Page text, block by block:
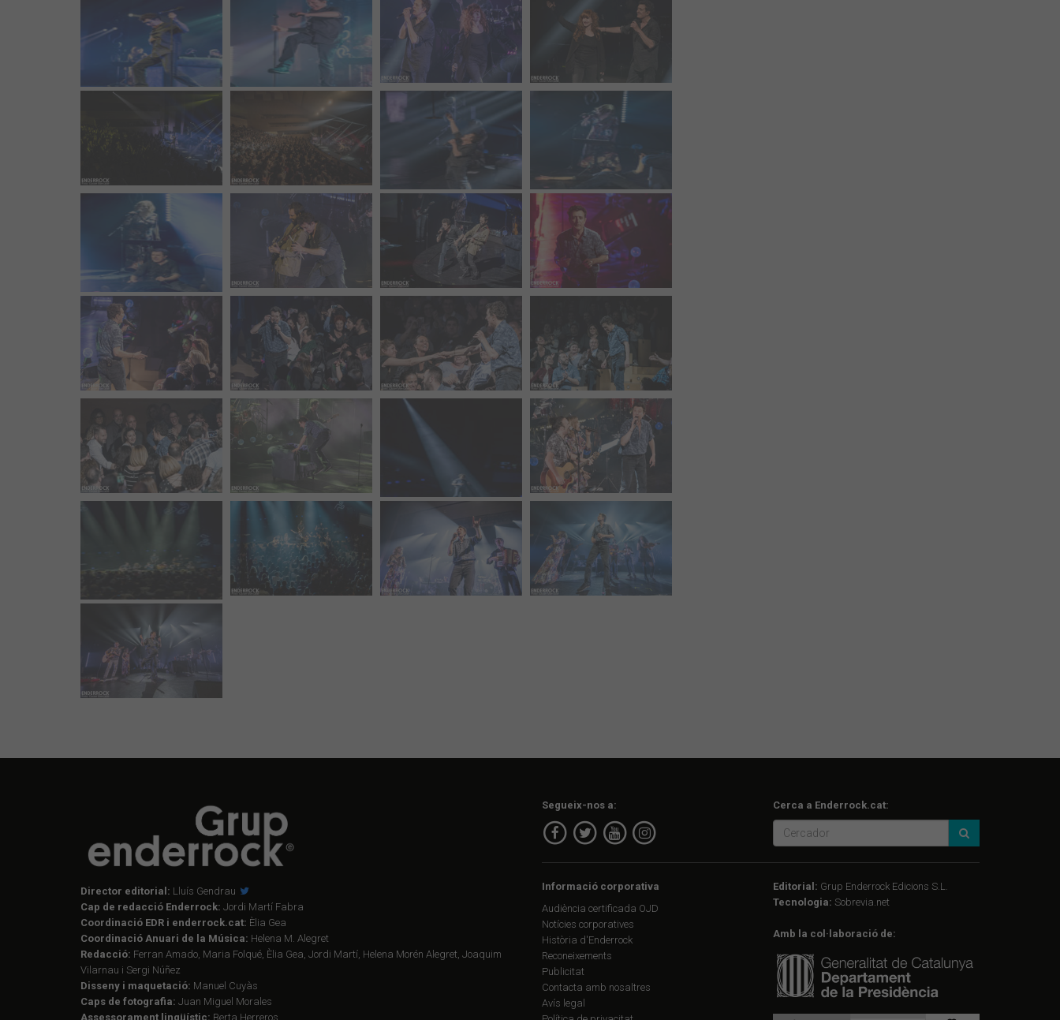
Director editorial: Lluís Gendrau
Cap de redacció Enderrock: Jordi Martí Fabra
Coordinació EDR i enderrock.cat: Èlia Gea
Coordinació Anuari de la Música: Helena M. Alegret
Redacció: Ferran Amado, Maria Folqué, Èlia Gea, Jordi Martí, Helena Morén Alegret, Joaquim
Vilarnau i Sergi Núñez
Disseny i maquetació: Manuel Cuyàs
Caps de fotografia: Juan Miguel Morales
Assessorament lingüístic: Berta Herreros
Segueix-nos a: Cerca a Enderrock.cat:
Informació corporativa
Audiència certificada OJD
Notícies corporatives
Història d'Enderrock
Reconeixements
Publicitat
Contacta amb nosaltres
Avís legal
Editorial: Grup Enderrock Edicions S.L.
Tecnologia: Sobrevia.net
Amb la col·laboració de: